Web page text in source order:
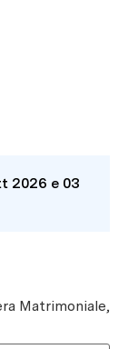
2026 e 03
Matrimoniale,